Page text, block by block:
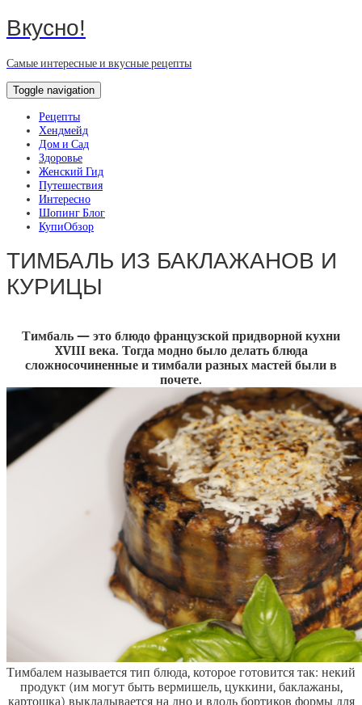
Вкусно!
Самые интересные и вкусные рецепты
Toggle navigation
Рецепты
Хендмейд
Дом и Сад
Здоровье
Женский Гид
Путешествия
Интересно
Шопинг Блог
КупиОбзор
ТИМБАЛЬ ИЗ БАКЛАЖАНОВ И
КУРИЦЫ
Тимбаль — это блюдо французской придворной кухни
XVIII века. Тогда модно было делать блюда
сложносочиненные и тимбали разных мастей были в
почете.
Тимбалем называется тип блюда, которое готовится так: некий
продукт (им могут быть вермишель, цуккини, баклажаны,
картошка) выкладывается на дно и вдоль бортиков формы для